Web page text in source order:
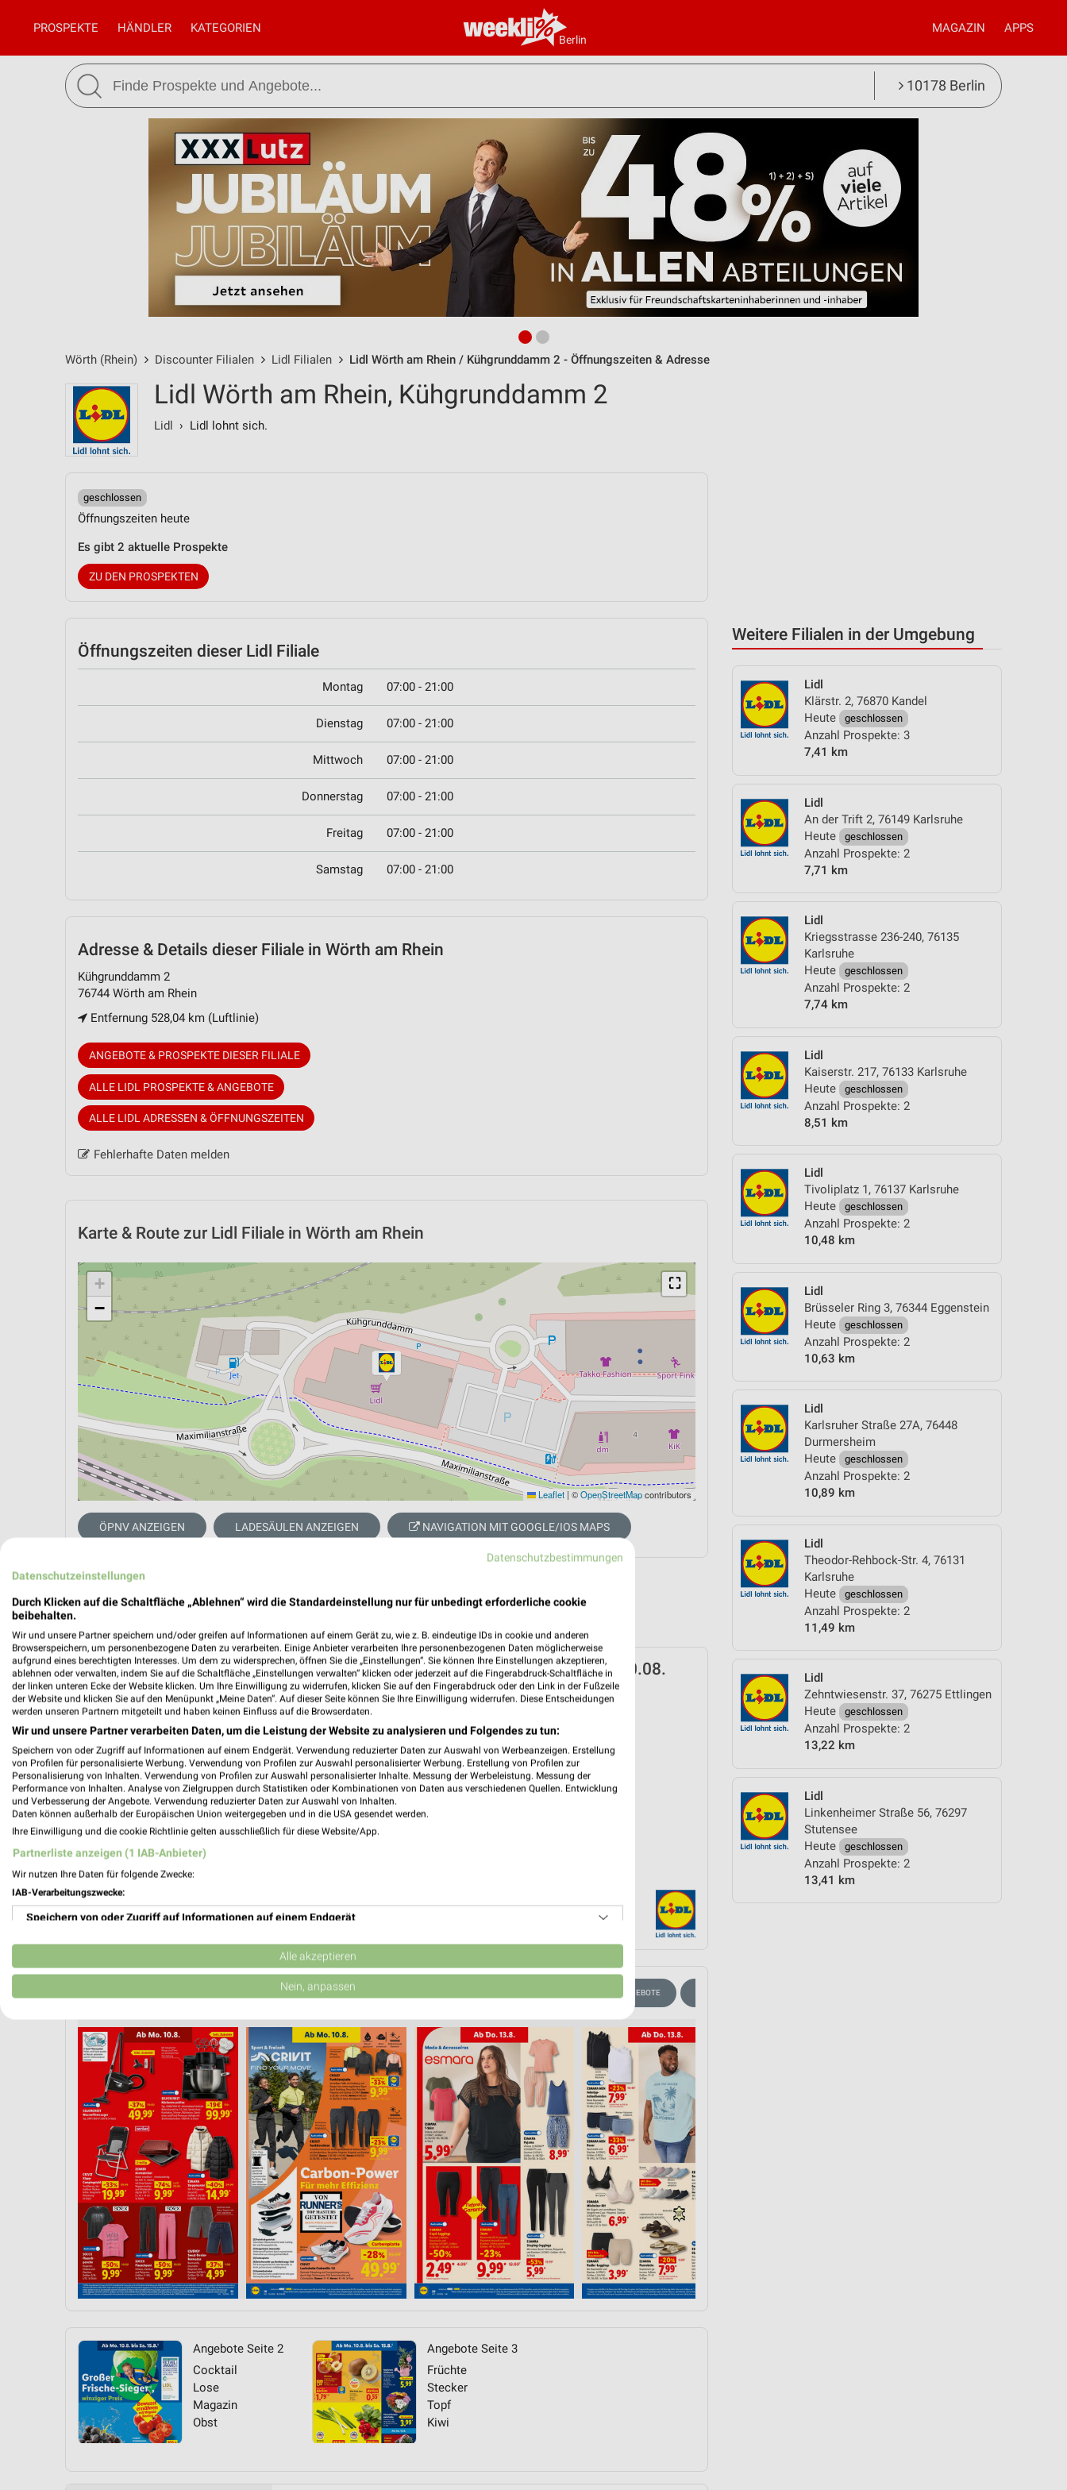
Berlin
PROSPEKTE HÄNDLER KATEGORIEN MAGAZIN APPS
10178 Berlin
Wörth (Rhein) Discounter Filialen Lidl Filialen Lidl Wörth am Rhein / Kühgrunddamm 2 - Öffnungszeiten & Adresse
Weitere Filialen in der Umgebung
Lidl
Klärstr. 2, 76870 Kandel
Heute
geschlossen
Anzahl Prospekte: 3
7,41 km
Lidl
An der Trift 2, 76149 Karlsruhe
Heute
geschlossen
Anzahl Prospekte: 2
7,71 km
Lidl
Kriegsstrasse 236-240, 76135
Karlsruhe
Heute
geschlossen
Anzahl Prospekte: 2
7,74 km
Lidl
Kaiserstr. 217, 76133 Karlsruhe
Heute
geschlossen
Anzahl Prospekte: 2
8,51 km
Lidl
Tivoliplatz 1, 76137 Karlsruhe
Heute
geschlossen
Anzahl Prospekte: 2
10,48 km
Lidl
Brüsseler Ring 3, 76344 Eggenstein
Heute
geschlossen
Anzahl Prospekte: 2
10,63 km
Lidl
Karlsruher Straße 27A, 76448
Durmersheim
Heute
geschlossen
Anzahl Prospekte: 2
10,89 km
Lidl
Theodor-Rehbock-Str. 4, 76131
Karlsruhe
Heute
geschlossen
Anzahl Prospekte: 2
11,49 km
Lidl
Zehntwiesenstr. 37, 76275 Ettlingen
Heute
geschlossen
Anzahl Prospekte: 2
13,22 km
Lidl
Linkenheimer Straße 56, 76297
Stutensee
Heute
geschlossen
Anzahl Prospekte: 2
13,41 km
Lidl Wörth am Rhein, Kühgrunddamm 2
Lidl › Lidl lohnt sich.
geschlossen
Öffnungszeiten heute
Es gibt 2 aktuelle Prospekte
ZU DEN PROSPEKTEN
Öffnungszeiten dieser Lidl Filiale
Montag 07:00 - 21:00
Dienstag 07:00 - 21:00
Mittwoch 07:00 - 21:00
Donnerstag 07:00 - 21:00
Freitag 07:00 - 21:00
Samstag 07:00 - 21:00
Adresse & Details dieser Filiale in Wörth am Rhein
Kühgrunddamm 2
76744 Wörth am Rhein
Entfernung 528,04 km (Luftlinie)
ANGEBOTE & PROSPEKTE DIESER FILIALE
ALLE LIDL PROSPEKTE & ANGEBOTE
ALLE LIDL ADRESSEN & ÖFFNUNGSZEITEN
Fehlerhafte Daten melden
Karte & Route zur Lidl Filiale in Wörth am Rhein
⛶
+
−
Leaflet | ©OpenStreetMapcontributors
ÖPNV ANZEIGEN LADESÄULEN ANZEIGEN NAVIGATION MIT GOOGLE/IOS MAPS
Anzahl Prospekte: 2
❯
Lidl Prospekt für Wörth (Rhein) ab Mo. den 10.08.
Gültig von 10. Aug. bis 15. Aug.
PROSPEKT BLÄTTERN
KINDERMODE & SPIELZEUG VEGANE ANGEBOTE
Angebote Seite 2
Cocktail
Lose
Magazin
Obst
Angebote Seite 3
Früchte
Stecker
Topf
Kiwi
Datenschutzbestimmungen
Datenschutzeinstellungen
Durch Klicken auf die Schaltfläche „Ablehnen“ wird die Standardeinstellung nur für unbedingt erforderliche cookie
beibehalten.
Wir und unsere Partner speichern und/oder greifen auf Informationen auf einem Gerät zu, wie z. B. eindeutige IDs in cookie und anderen
Browserspeichern, um personenbezogene Daten zu verarbeiten. Einige Anbieter verarbeiten Ihre personenbezogenen Daten möglicherweise
aufgrund eines berechtigten Interesses. Um dem zu widersprechen, öffnen Sie die „Einstellungen“. Sie können Ihre Einstellungen akzeptieren,
ablehnen oder verwalten, indem Sie auf die Schaltfläche „Einstellungen verwalten“ klicken oder jederzeit auf die Fingerabdruck-Schaltfläche in
der linken unteren Ecke der Website klicken. Um Ihre Einwilligung zu widerrufen, klicken Sie auf den Fingerabdruck oder den Link in der Fußzeile
der Website und klicken Sie auf den Menüpunkt „Meine Daten“. Auf dieser Seite können Sie Ihre Einwilligung widerrufen. Diese Entscheidungen
werden unseren Partnern mitgeteilt und haben keinen Einfluss auf die Browserdaten.
Wir und unsere Partner verarbeiten Daten, um die Leistung der Website zu analysieren und Folgendes zu tun:
Speichern von oder Zugriff auf Informationen auf einem Endgerät. Verwendung reduzierter Daten zur Auswahl von Werbeanzeigen. Erstellung
von Profilen für personalisierte Werbung. Verwendung von Profilen zur Auswahl personalisierter Werbung. Erstellung von Profilen zur
Personalisierung von Inhalten. Verwendung von Profilen zur Auswahl personalisierter Inhalte. Messung der Werbeleistung. Messung der
Performance von Inhalten. Analyse von Zielgruppen durch Statistiken oder Kombinationen von Daten aus verschiedenen Quellen. Entwicklung
und Verbesserung der Angebote. Verwendung reduzierter Daten zur Auswahl von Inhalten.
Daten können außerhalb der Europäischen Union weitergegeben und in die USA gesendet werden.
Ihre Einwilligung und die cookie Richtlinie gelten ausschließlich für diese Website/App.
Partnerliste anzeigen (1 IAB-Anbieter)
Wir nutzen Ihre Daten für folgende Zwecke:
IAB-Verarbeitungszwecke:
Speichern von oder Zugriff auf Informationen auf einem Endgerät
Verwendung reduzierter Daten zur Auswahl von Werbeanzeigen
Erstellung von Profilen für personalisierte Werbung
Erstellung von Profilen zur Personalisierung von Inhalten
Verwendung von Profilen zur Auswahl personalisierter Inhalte
Messung der Werbeleistung
Messung der Performance von Inhalten
Analyse von Zielgruppen durch Statistiken oder Kombinationen von Daten aus verschiedenen
Entwicklung und Verbesserung der Angebote
Verwendung reduzierter Daten zur Auswahl von Inhalten
IAB-Besonderheiten:
Geräte anhand von aktiv angeforderten Informationen identifizieren
Nicht-IAB-Verarbeitungszwecke:
Performance
Alle akzeptieren
Nein, anpassen